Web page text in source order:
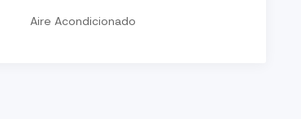
Aire Acondicionado